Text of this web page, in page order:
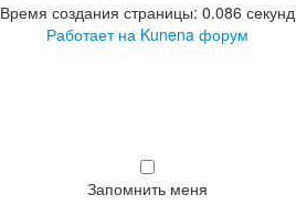
Время создания страницы: 0.086 секунд
Работает на Kunena форум
Запомнить меня